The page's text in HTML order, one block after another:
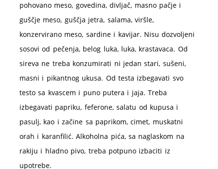
pohovano meso, govedina, divljač, masno pačje i
guščje meso, guščja jetra, salama, viršle,
konzervirano meso, sardine i kavijar. Nisu dozvoljeni
sosovi od pečenja, belog luka, luka, krastavaca. Od
sireva ne treba konzumirati ni jedan stari, sušeni,
masni i pikantnog ukusa. Od testa izbegavati svo
testo sa kvascem i puno putera i jaja. Treba
izbegavati papriku, feferone, salatu od kupusa i
pasulj, kao i začine sa paprikom, cimet, muskatni
orah i karanfilić. Alkoholna pića, sa naglaskom na
rakiju i hladno pivo, treba potpuno izbaciti iz
upotrebe.